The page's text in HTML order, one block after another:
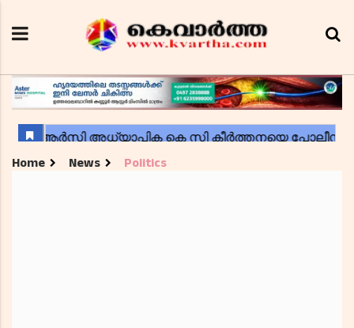
Home News Politics